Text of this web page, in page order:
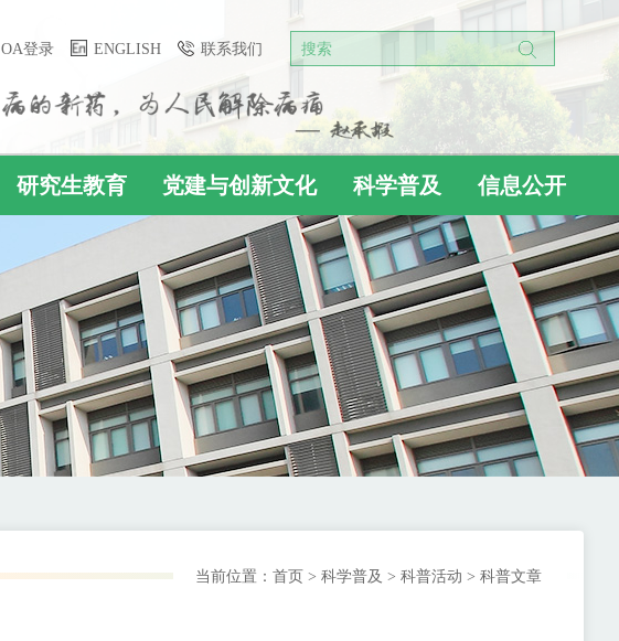
OA登录 ENGLISH 联系我们 搜索
研究生教育 党建与创新文化 科学普及 信息公开
当前位置： 首页 > 科学普及 > 科普活动 > 科普文章